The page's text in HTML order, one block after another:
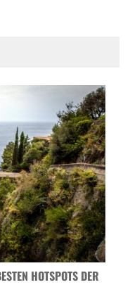
HOTSPOTS DER A